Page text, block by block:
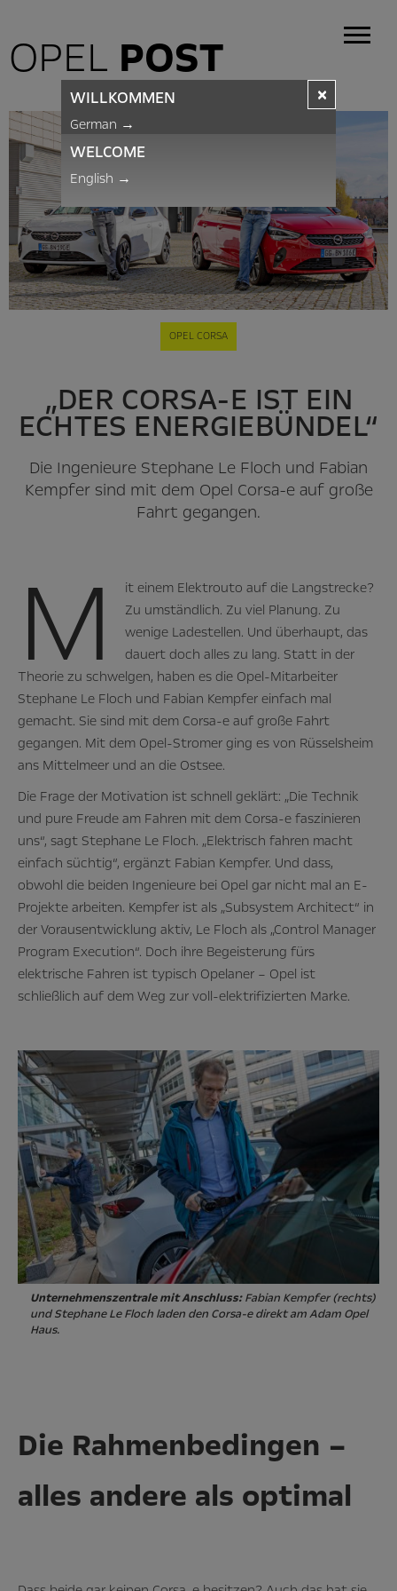
OPEL POST
OPEL CORSA
„DER CORSA-E IST EIN
ECHTES ENERGIEBÜNDEL“
Die Ingenieure Stephane Le Floch und Fabian
Kempfer sind mit dem Opel Corsa-e auf große
Fahrt gegangen.
M
it einem Elektrouto auf die Langstrecke?
Zu umständlich. Zu viel Planung. Zu
wenige Ladestellen. Und überhaupt, das
dauert doch alles zu lang. Statt in der
Theorie zu schwelgen, haben es die Opel-Mitarbeiter
Stephane Le Floch und Fabian Kempfer einfach mal
gemacht. Sie sind mit dem Corsa-e auf große Fahrt
gegangen. Mit dem Opel-Stromer ging es von Rüsselsheim
ans Mittelmeer und an die Ostsee.
Die Frage der Motivation ist schnell geklärt: „Die Technik
und pure Freude am Fahren mit dem Corsa-e faszinieren
uns“, sagt Stephane Le Floch. „Elektrisch fahren macht
einfach süchtig“, ergänzt Fabian Kempfer. Und dass,
obwohl die beiden Ingenieure bei Opel gar nicht mal an E-
Projekte arbeiten. Kempfer ist als „Subsystem Architect“ in
der Vorausentwicklung aktiv, Le Floch als „Control Manager
Program Execution“. Doch ihre Begeisterung fürs
elektrische Fahren ist typisch Opelaner – Opel ist
schließlich auf dem Weg zur voll-elektrifizierten Marke.
Unternehmenszentrale mit Anschluss:Fabian Kempfer (rechts)
und Stephane Le Floch laden den Corsa-e direkt am Adam Opel
Haus.
Die Rahmenbedingen –
alles andere als optimal
×
WILLKOMMEN
German →
WELCOME
English →